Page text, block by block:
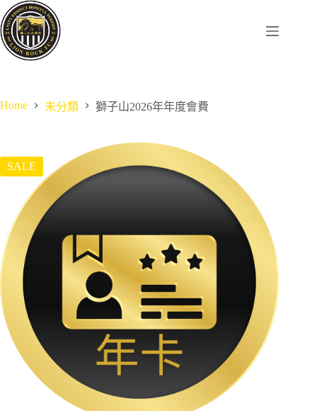
Skip
to
content
Home 未分類 獅子山2026年年度會費
SALE